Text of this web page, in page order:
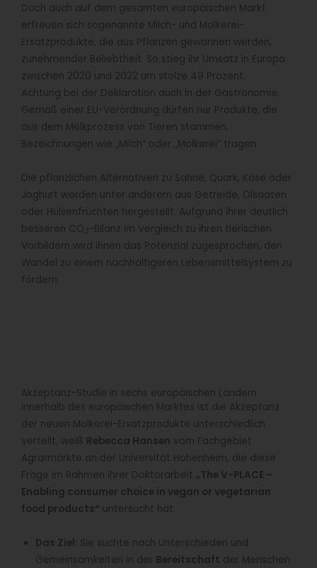
Doch auch auf dem gesamten europäischen Markt
erfreuen sich sogenannte Milch- und Molkerei-
Ersatzprodukte, die aus Pflanzen gewonnen werden,
zunehmender Beliebtheit. So stieg ihr Umsatz in Europa
zwischen 2020 und 2022 um stolze 49 Prozent.
Achtung bei der Deklaration auch in der Gastronomie:
Gemäß einer EU-Verordnung dürfen nur Produkte, die
aus dem Melkprozess von Tieren stammen,
Bezeichnungen wie „Milch“ oder „Molkerei“ tragen.
Die pflanzlichen Alternativen zu Sahne, Quark, Käse oder
Joghurt werden unter anderem aus Getreide, Ölsaaten
oder Hülsenfrüchten hergestellt. Aufgrund ihrer deutlich
besseren CO2 -Bilanz im Vergleich zu ihren tierischen
Vorbildern wird ihnen das Potenzial zugesprochen, den
Wandel zu einem nachhaltigeren Lebensmittelsystem zu
fördern.
Akzeptanz-Studie in sechs europäischen Ländern
Innerhalb des europäischen Marktes ist die Akzeptanz
der neuen Molkerei-Ersatzprodukte unterschiedlich
verteilt, weiß Rebecca Hansen vom Fachgebiet
Agrarmärkte an der Universität Hohenheim, die diese
Frage im Rahmen ihrer Doktorarbeit „The V-PLACE –
Enabling consumer choice in vegan or vegetarian
food products“ untersucht hat.
Das Ziel: Sie suchte nach Unterschieden und
Gemeinsamkeiten in der Bereitschaft der Menschen